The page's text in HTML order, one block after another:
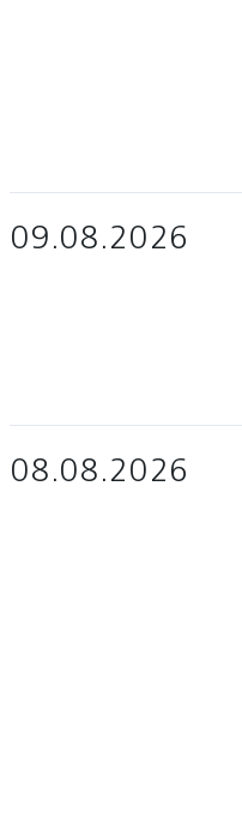
09.08.2026
08.08.2026